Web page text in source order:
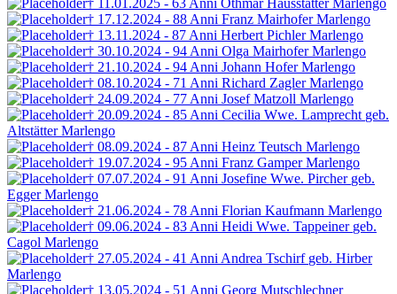
† 17.12.2024 - 88 Anni Franz MairhoferMarlengo
† 13.11.2024 - 87 Anni Herbert PichlerMarlengo
† 30.10.2024 - 94 Anni Olga MairhoferMarlengo
† 21.10.2024 - 94 Anni Johann HoferMarlengo
† 08.10.2024 - 71 Anni Richard ZaglerMarlengo
† 24.09.2024 - 77 Anni Josef Matzoll Marlengo
† 20.09.2024 - 85 Anni Cecilia Wwe. Lamprecht geb.
AltstätterMarlengo
† 08.09.2024 - 87 Anni Heinz Teutsch Marlengo
† 19.07.2024 - 95 Anni Franz GamperMarlengo
† 07.07.2024 - 91 Anni Josefine Wwe. Pircher geb.
EggerMarlengo
† 21.06.2024 - 78 Anni Florian Kaufmann Marlengo
† 09.06.2024 - 83 Anni Heidi Wwe. Tappeiner geb.
Cagol Marlengo
† 27.05.2024 - 41 Anni Andrea Tschirf geb. Hirber
Marlengo
† 13.05.2024 - 51 Anni Georg Mutschlechner